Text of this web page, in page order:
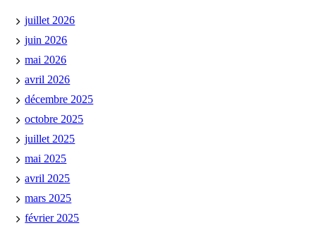
juillet 2026
juin 2026
mai 2026
avril 2026
décembre 2025
octobre 2025
juillet 2025
mai 2025
avril 2025
mars 2025
février 2025